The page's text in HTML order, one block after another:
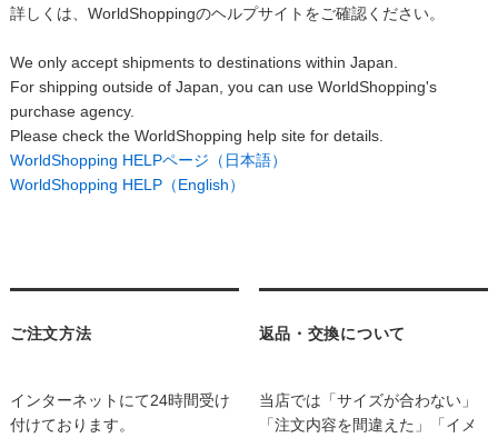
詳しくは、WorldShoppingのヘルプサイトをご確認ください。
We only accept shipments to destinations within Japan.
For shipping outside of Japan, you can use WorldShopping's
purchase agency.
Please check the WorldShopping help site for details.
WorldShopping HELPページ（日本語）
WorldShopping HELP（English）
ご注文方法
インターネットにて24時間受け
付けております。
返品・交換について
当店では「サイズが合わない」
「注文内容を間違えた」「イメ